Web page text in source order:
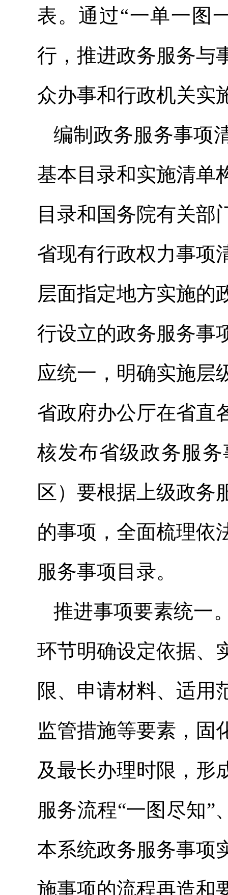
表。通过“一单一图
行，推进政务服务与
众办事和行政机关实
编制政务服务事项
基本目录和实施清单
目录和国务院有关部
省现有行政权力事项
层面指定地方实施的
行设立的政务服务事
应统一，明确实施层
省政府办公厅在省直
核发布省级政务服
区）要根据上级政务
的事项，全面梳理依
服务事项目录。
推进事项要素统一
环节明确设定依据、
限、申请材料、适用
监管措施等要素，固
及最长办理时限，形
服务流程“一图尽知”
本系统政务服务事项
施事项的流程再造和